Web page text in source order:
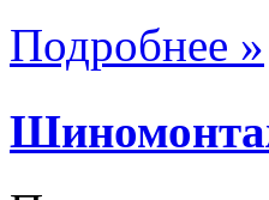
Подробнее »